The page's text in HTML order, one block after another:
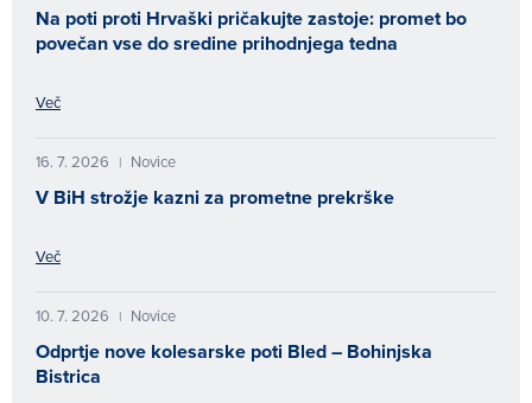
Na poti proti Hrvaški pričakujte zastoje: promet bo
povečan vse do sredine prihodnjega tedna
Več
16. 7. 2026 | Novice
V BiH strožje kazni za prometne prekrške
Več
10. 7. 2026 | Novice
Odprtje nove kolesarske poti Bled – Bohinjska
Bistrica